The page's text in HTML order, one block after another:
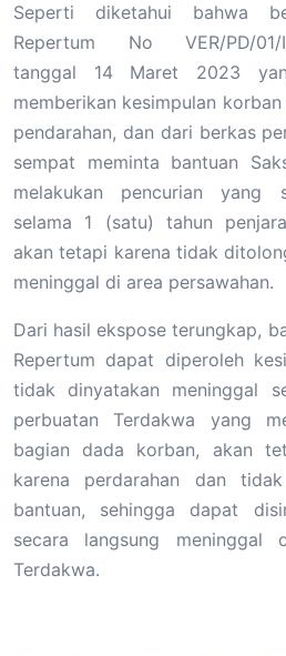
Seperti diketahui bahwa
Repertum No VER/PD/01/II/
tanggal 14 Maret 2023
memberikan kesimpulan
pendarahan, dan dari berkas
sempat meminta bantuan
melakukan pencurian yang
selama 1 (satu) tahun
akan tetapi karena tidak
meninggal di area persawahan.
Dari hasil ekspose terungkap,
Repertum dapat diperoleh
tidak dinyatakan meninggal
perbuatan Terdakwa yang
bagian dada korban, akan
karena perdarahan dan
bantuan, sehingga dapat
secara langsung meninggal
Terdakwa.